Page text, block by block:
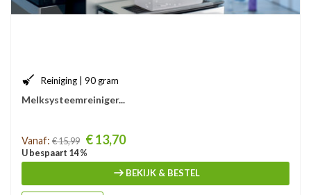
Reiniging | 90 gram
Melksysteemreiniger...
Prijs
Vanaf: € 15,99 € 13,70
U bespaart 14 %
BEKIJK & BESTEL